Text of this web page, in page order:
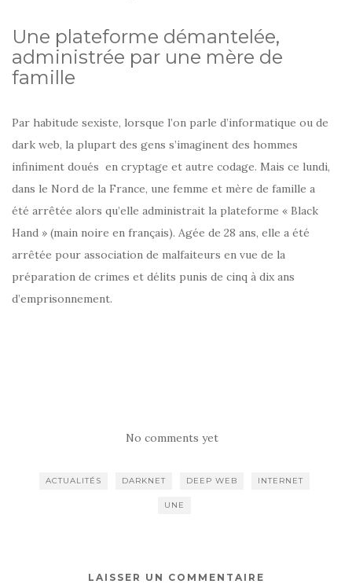
Une plateforme démantelée,
administrée par une mère de
famille
Par habitude sexiste, lorsque l’on parle d’informatique ou de
dark web, la plupart des gens s’imaginent des hommes
infiniment doués en cryptage et autre codage. Mais ce lundi,
dans le Nord de la France, une femme et mère de famille a
été arrêtée alors qu’elle administrait la plateforme « Black
Hand » (main noire en français). Agée de 28 ans, elle a été
arrêtée pour association de malfaiteurs en vue de la
préparation de crimes et délits punis de cinq à dix ans
d’emprisonnement.
No comments yet
ACTUALITÉS DARKNET DEEP WEB INTERNET
UNE
LAISSER UN COMMENTAIRE